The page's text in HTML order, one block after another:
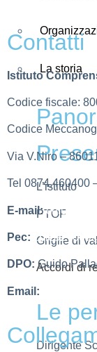
La storia
L’istituto
PTOF
Griglie di
Accordi di
Le
Dirigente
Contatti
Istituto
Codice fiscale:
Codice
Via V.Niro –
Tel 0874.460400
E-mail:
Pec:
DPO: Guido
Email: